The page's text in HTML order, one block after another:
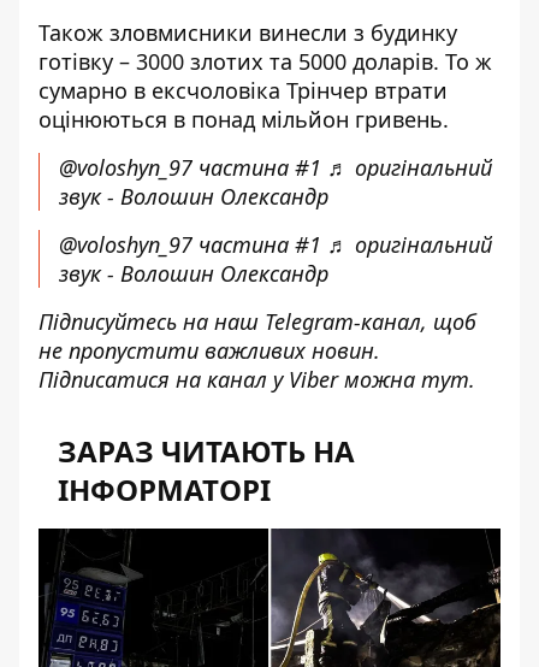
Також зловмисники винесли з будинку
готівку – 3000 злотих та 5000 доларів. То ж
сумарно в ексчоловіка Трінчер втрати
оцінюються в понад мільйон гривень.
@voloshyn_97 частина #1 ♬ оригінальний
звук - Волошин Олександр
@voloshyn_97 частина #1 ♬ оригінальний
звук - Волошин Олександр
Підписуйтесь на наш Telegram-канал, щоб
не пропустити важливих новин.
Підписатися на канал у Viber можна тут.
ЗАРАЗ ЧИТАЮТЬ НА
ІНФОРМАТОРІ